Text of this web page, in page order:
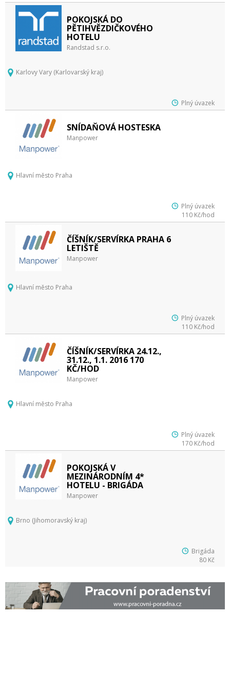
POKOJSKÁ DO
PĚTIHVĚZDIČKOVÉHO
HOTELU
Randstad s.r.o.
Karlovy Vary (Karlovarský kraj)
Plný úvazek
SNÍDAŇOVÁ HOSTESKA
Manpower
Hlavní město Praha
Plný úvazek
110 Kč/hod
ČÍŠNÍK/SERVÍRKA PRAHA 6
LETIŠTĚ
Manpower
Hlavní město Praha
Plný úvazek
110 Kč/hod
ČÍŠNÍK/SERVÍRKA 24.12.,
31.12., 1.1. 2016 170
KČ/HOD
Manpower
Hlavní město Praha
Plný úvazek
170 Kč/hod
POKOJSKÁ V
MEZINÁRODNÍM 4*
HOTELU - BRIGÁDA
Manpower
Brno (Jihomoravský kraj)
Brigáda
80 Kč